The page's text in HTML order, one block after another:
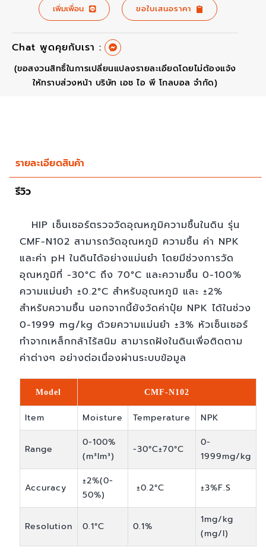
เพิ่มเพื่อน ขอใบเสนอราคา
Chat พูดคุยกับเรา :
(ขอสงวนสิทธิ์ในการเปลี่ยนแปลงรายละเอียดโดยไม่ต้องแจ้ง
ให้ทราบส่วงหน้า บริษัท เอช ไอ พี โกลบอล จำกัด)
รายละเอียดสินค้า
รีวิว
HIP เซ็นเซอร์ตรวจวัดอุณหภูมิความชื้นในดิน รุ่น
CMF-N102 สามารถวัดอุณหภูมิ ความชื้น ค่า NPK
และค่า pH ในดินได้อย่างแม่นยำ โดยมีช่วงการวัด
อุณหภูมิที่ -30°C ถึง 70°C และความชื้น 0-100%
ความแม่นยำ ±0.2°C สำหรับอุณหภูมิ และ ±2%
สำหรับความชื้น นอกจากนี้ยังวัดค่าปุ๋ย NPK ได้ในช่วง
0-1999 mg/kg ด้วยความแม่นยำ ±3% หัวเซ็นเซอร์
ทำจากเหล็กกล้าไร้สนิม สามารถฝังในดินเพื่อติดตาม
ค่าต่างๆ อย่างต่อเนื่องผ่านระบบข้อมูล
Model CMF-N102
Item Moisture Temperature NPK
Range
0-100%
(m³lm³)
-30°C±70°C
0-
1999mg/kg
Accuracy
±2%(0-
50%)
±0.2°C ±3%F.S
Resolution 0.1°C 0.1%
1mg/kg
(mg/l)